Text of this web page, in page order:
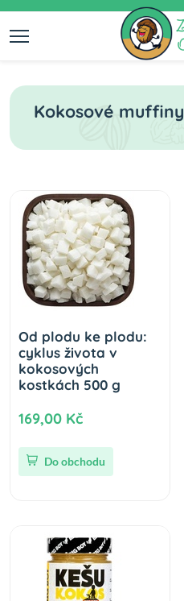
Kokosové muffiny
Od plodu ke plodu:
cyklus života v
kokosových
kostkách 500 g
169,00 Kč
Do obchodu